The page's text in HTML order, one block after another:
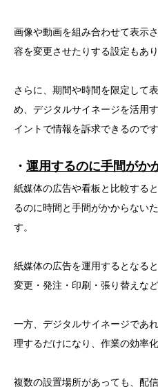
画像や動画を組み合わせて表示
容を変更させたりする設定もあり
さらに、期間や時間を限定して
め、デジタルサイネージを活用
イントで情報を訴求できるのです
・ 運用するのに手間がか
紙媒体の広告や看板と比較する
るのに時間と手間がかからない
す。
紙媒体の広告を運用するとなる
変更・発注・印刷・張り替えな
一方、デジタルサイネージであ
理するだけになり、作業の効率化
複数の設置場所があっても、配